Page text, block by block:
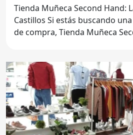
Tienda Muñeca Second Hand:
Castillos Si estás buscando una experiencia única
de compra, Tienda Muñeca